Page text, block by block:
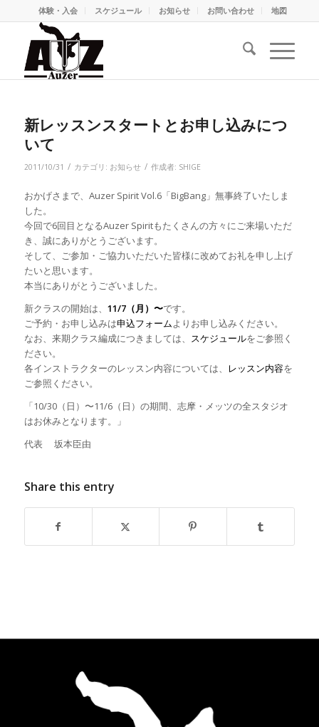
体験・入会 スケジュール お知らせ お問い合わせ 地図
新レッスンスタートとお申し込みにつ
いて
2011/10/31 / カテゴリ: お知らせ / 作成者: SHIGE
おかげさまで、Auzer Spirit Vol.6「BigBang」無事終了いたしま
した。
今回で6回目となるAuzer Spiritもたくさんの方々にご来場いただ
き、誠にありがとうございます。
そして、ご参加・ご協力いただいた皆様に改めてお礼を申し上げ
たいと思います。
本当にありがとうございました。
新クラスの開始は、 11/7（月）〜です。
ご予約・お申し込みは申込フォームよりお申し込みください。
なお、来期クラス編成につきましては、 スケジュールをご参照く
ださい。
各インストラクターのレッスン内容については、
レッスン内容を
ご参照ください。
「10/30（日）〜11/6（日）の期間、志摩・メッツの全スタジオ
はお休みとなります。」
代表 坂本臣由
Share this entry